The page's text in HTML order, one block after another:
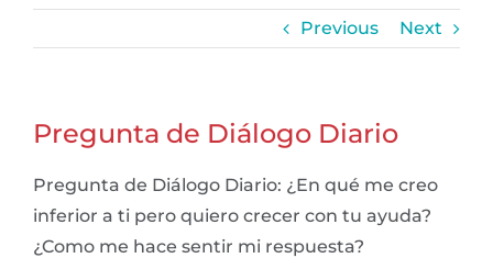
Previous Next
Pregunta de Diálogo Diario
Pregunta de Diálogo Diario: ¿En qué me creo
inferior a ti pero quiero crecer con tu ayuda?
¿Como me hace sentir mi respuesta?